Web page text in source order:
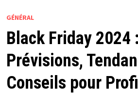
GÉNÉRAL
Black Friday 2024 :
Prévisions,
Conseils pour